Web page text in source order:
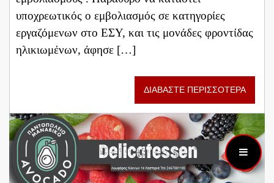
υποχρεωτικός ο εμβολιασμός σε κατηγορίες
εργαζόμενων στο ΕΣΥ, και τις μονάδες φροντίδας
ηλικιωμένων, άφησε […]
ΔΙΑΒΑΣΤΕ ΠΕΡΙΣΣΟΤΕΡΑ